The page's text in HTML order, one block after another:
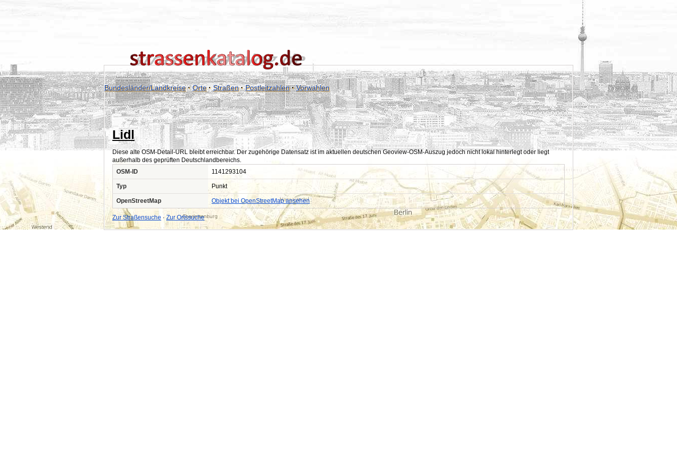
Bundesländer/Landkreise·Orte·Straßen·Postleitzahlen·Vorwahlen
Lidl
Diese alte OSM-Detail-URL bleibt erreichbar. Der zugehörige Datensatz ist im aktuellen deutschen Geoview-OSM-Auszug jedoch nicht lokal hinterlegt oder liegt
außerhalb des geprüften Deutschlandbereichs.
OSM-ID
1141293104
Typ Punkt
OpenStreetMap Objekt bei OpenStreetMap ansehen
Zur Straßensuche · Zur Ortssuche